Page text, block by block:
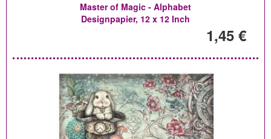
Master of Magic - Alphabet
Designpapier, 12 x 12 Inch
1,45 €